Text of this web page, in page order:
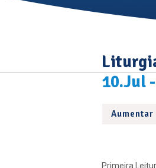
10.Jul
Aumentar
Primeira